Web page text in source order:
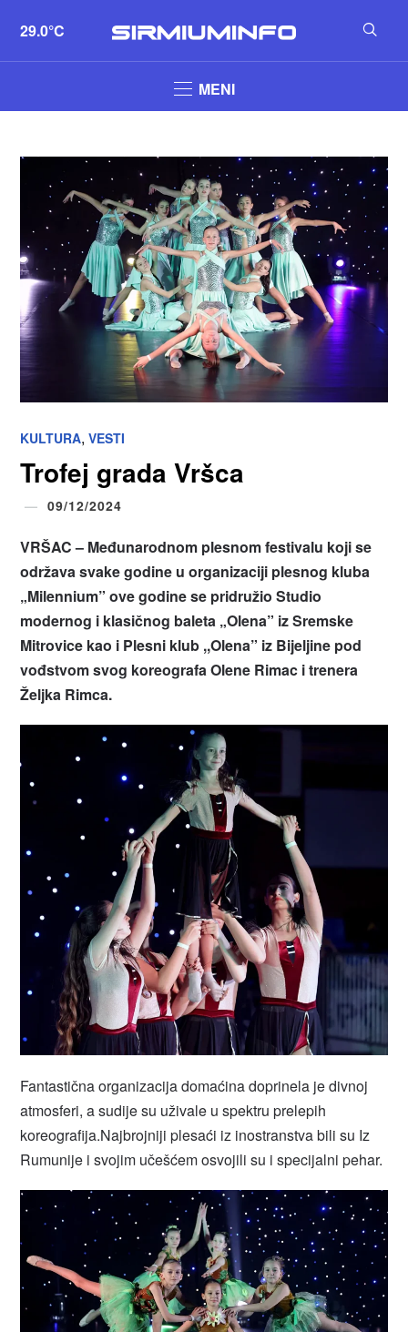
29.0°C
MENI
KULTURA,VESTI
Trofej grada Vršca
09/12/2024
VRŠAC– Međunarodnom plesnom festivalu koji se
održava svake godine u organizaciji plesnog kluba
„Milennium” ove godine se pridružio Studio
modernog i klasičnog baleta „Olena” iz Sremske
Mitrovice kao i Plesni klub ,,Olena” iz Bijeljine pod
vođstvom svog koreografa Olene Rimac i trenera
Željka Rimca.
Fantastična organizacija domaćina doprinela je divnoj
atmosferi, a sudije su uživale u spektru prelepih
koreografija.Najbrojniji plesaći iz inostranstva bili su Iz
Rumunije i svojim učešćem osvojili su i specijalni pehar.